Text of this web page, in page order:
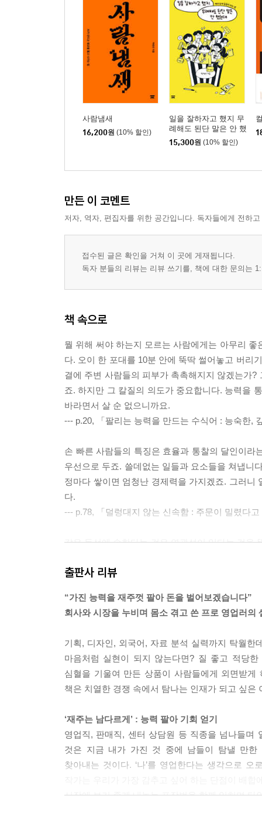
사람냄새
16,200원 (10% 할인)
일을 잘하자고 했지 무
례해도 된단 말은 안 했
는데
15,300원 (10% 할인)
만든 이 코멘트
저자, 역자, 편집자를 위한 공간입니다. 독자들에게 전하
접수된 글은 확인을 거쳐 이 곳에 게재됩니다.
독자 분들의 리뷰는 리뷰 쓰기를, 책에 대한 문의는
책 속으로
뭘 위해 써야 하는지 모르는 사람에게는 아무리
다. 오이 한 포대를 10분 안에 뚝딱 썰어놓고 버리
결에 주변 사람들의 피부가 촉촉해지지 않겠는가
죠. 하지만 그 칼질의 의도가 중요합니다. 능력을
바라면서 살 순 없으니까요.
--- p.20, 「팔리는 능력을 만드는 수식어 : 능숙한,
손 빠른 사람들의 특징은 효율과 통찰의 달인이
우선으로 두죠. 쓸데없는 일들과 요소들을 쳐냅니
정마다 쌓이면 엄청난 경제력을 가지겠죠. 그러
다.
--- p.78, 「덜렁대지 않는 신속함 : 주문이 밀렸다
같은 동선에 속한다는 것은 연관성이 있다는 것을
해서입니다. 삼천포 효과란 말을 하면 할수록 모
--- p.119, 「씹고 뜯고 써보고 꿰고 : 내 머릿속은
않죠. 우리가 상대할 소비자나 상사도 우리가 최
니다. 그러니 오래 조사하고 빠르게 정리해서 과감
--- p.191, 「뒤탈 없이 뒤끝 없이 마무리 : 야무지
에서 갈리기 마련이죠. 똑같은 욕실 매트라도 어
것은 살짝 다른 방향성과 문구, 세세한 정성과 ‘시
쫀하게 만드는 것이 주요 임무입니다.
--- p.269, 「망함을 계획해 보자 : 계획은 무너지기
출판사 리뷰
“가진 능력을 재주껏 팔아 돈을 벌어보겠습니다”
회사와 시장을 누비며 몸소 겪고 쓴 프로 영업러의
기획, 디자인, 외국어, 자료 분석 실력까지 탁월
마음처럼 실현이 되지 않는다면? 질 좋고 적당
심혈을 기울여 만든 상품이 사람들에게 외면받
책은 치열한 경쟁 속에서 탐나는 인재가 되고 싶은
‘재주는 남다르게’ : 능력 팔아 기회 얻기
영업직, 판매직, 센터 상담원 등 직종을 넘나들며
것은 지금 내가 가진 것 중에 남들이 탐낼 만한
찾아내는 것이다. ‘나’를 영업한다는 생각으로
시장에 보기 좋게 내놓는 포장법을 함께 익히며 타